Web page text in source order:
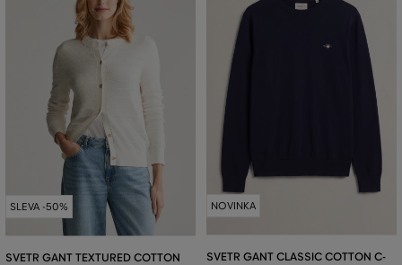
SLEVA -50%
SVETR GANT TEXTURED COTTON
NOVINKA
SVETR GANT CLASSIC COTTON C-